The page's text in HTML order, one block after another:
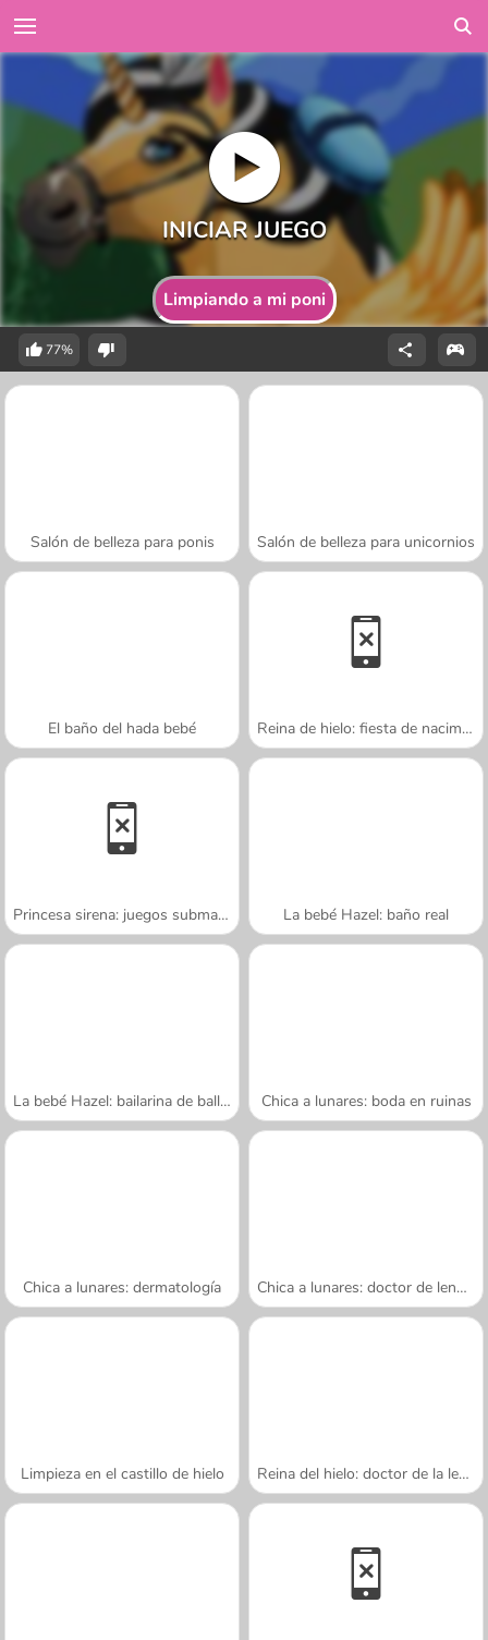
Limpiando a mi poni
77%
Salón de belleza para ponis Salón de belleza para unicornios
El baño del hada bebé Reina de hielo: fiesta de nacimiento
Princesa sirena: juegos submarinos La bebé Hazel: baño real
La bebé Hazel: bailarina de ballet Chica a lunares: boda en ruinas
Chica a lunares: dermatología Chica a lunares: doctor de lenguas
Limpieza en el castillo de hielo Reina del hielo: doctor de la lengua